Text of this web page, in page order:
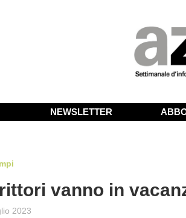
NEWSLETTER
vanno in
2023